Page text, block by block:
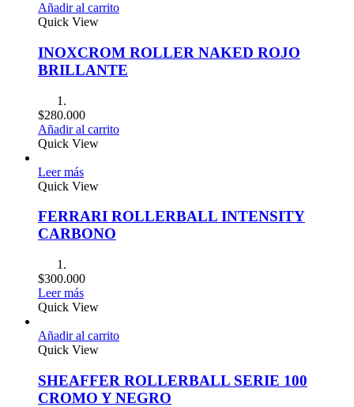
Añadir al carrito
Quick View
INOXCROM ROLLER NAKED ROJO
BRILLANTE
$280.000
Añadir al carrito
Quick View
Leer más
Quick View
FERRARI ROLLERBALL INTENSITY
CARBONO
$300.000
Leer más
Quick View
Añadir al carrito
Quick View
SHEAFFER ROLLERBALL SERIE 100
CROMO Y NEGRO